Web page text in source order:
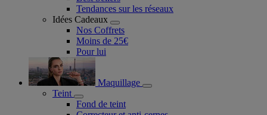
Tendances sur les réseaux
Idées Cadeaux
Nos Coffrets
Moins de 25€
Pour lui
Maquillage
Teint
Fond de teint